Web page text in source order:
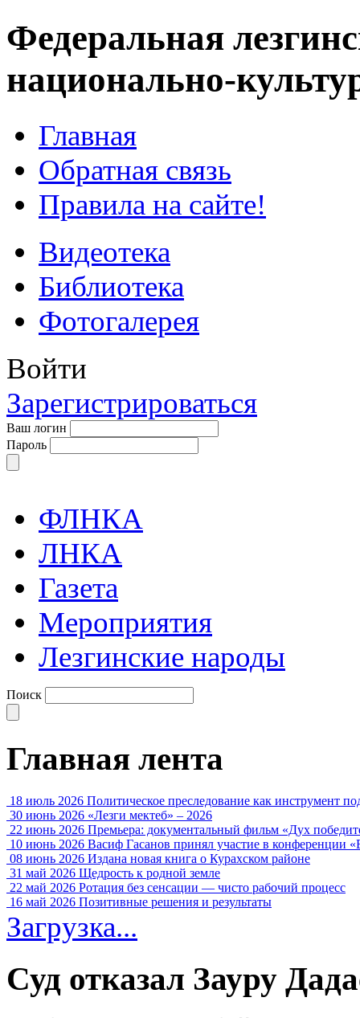
Федеральная
национально-
Главная
Обратная связь
Правила на сайте!
Видеотека
Библиотека
Фотогалерея
Войти
Зарегистрироваться
Ваш логин
Пароль
ФЛНКА
ЛНКА
Газета
Мероприятия
Лезгинские народы
Поиск
Главная лента
18 июль 2026 Политическое преследование как инструмент
30 июнь 2026 «Лезги мектеб» – 2026
22 июнь 2026 Премьера: документальный фильм «Дух
10 июнь 2026 Васиф Гасанов принял участие в конференции
08 июнь 2026 Издана новая книга о Курахском районе
31 май 2026 Щедрость к родной земле
22 май 2026 Ротация без сенсации — чисто рабочий процесс
16 май 2026 Позитивные решения и результаты
Загрузка...
Суд отказал Зауру